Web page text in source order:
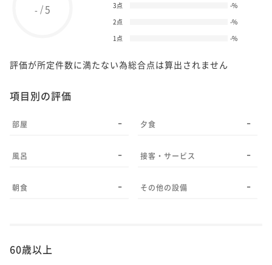
- /5
3点
-%
2点
-%
1点
-%
評価が所定件数に満たない為総合点は算出されません
項目別の評価
部屋 -
風呂 -
朝食 -
夕食 -
接客・サービス -
その他の設備 -
60歳以上